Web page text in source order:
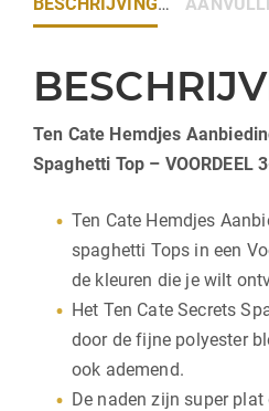
Ten Cate Hemdjes
Spaghetti Top – VOORDEEL
Ten Cate Hemdjes
spaghetti Tops in een
de kleuren die je wilt
Het Ten Cate Secrets
door de fijne polyester
ook ademend.
De naden zijn super